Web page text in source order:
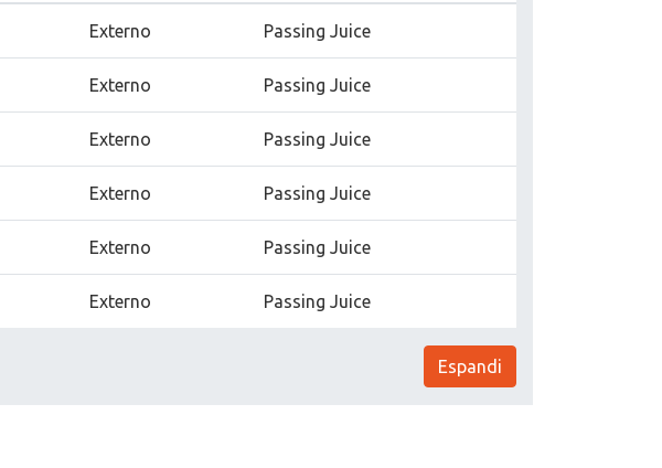
Externo Passing Juice
Externo Passing Juice
Externo Passing Juice
Externo Passing Juice
Externo Passing Juice
Externo Passing Juice
Espandi